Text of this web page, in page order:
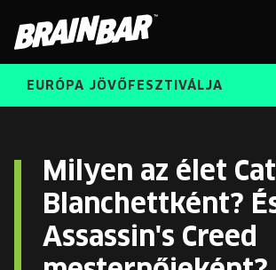
Bar
KORÁBBI ELŐADÓK
EURÓPA JÖVŐFESZTIVÁLJA
INGYENES DIÁK- ÉS
JEGYEK
Milyen az élet
Blanchettként?
Assassin's Creed